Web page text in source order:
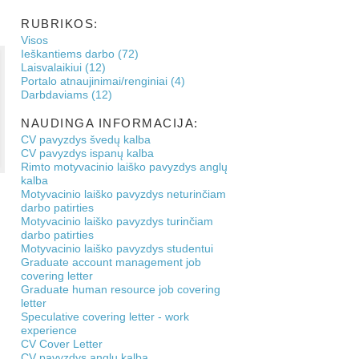
RUBRIKOS:
Visos
Ieškantiems darbo (72)
Laisvalaikiui (12)
Portalo atnaujinimai/renginiai (4)
Darbdaviams (12)
NAUDINGA INFORMACIJA:
CV pavyzdys švedų kalba
CV pavyzdys ispanų kalba
Rimto motyvacinio laiško pavyzdys anglų
kalba
Motyvacinio laiško pavyzdys neturinčiam
darbo patirties
Motyvacinio laiško pavyzdys turinčiam
darbo patirties
Motyvacinio laiško pavyzdys studentui
Graduate account management job
covering letter
Graduate human resource job covering
letter
Speculative covering letter - work
experience
CV Cover Letter